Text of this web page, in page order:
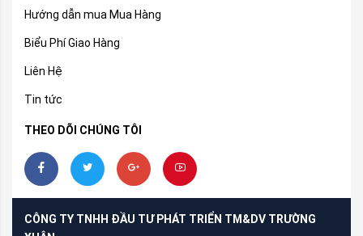
Hướng dẫn mua Mua Hàng
Biểu Phí Giao Hàng
Liên Hệ
Tin tức
THEO DÕI CHÚNG TÔI
CÔNG TY TNHH ĐẦU TƯ PHÁT TRIỂN TM&DV TRƯỜNG